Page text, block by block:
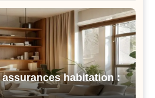
habitation :